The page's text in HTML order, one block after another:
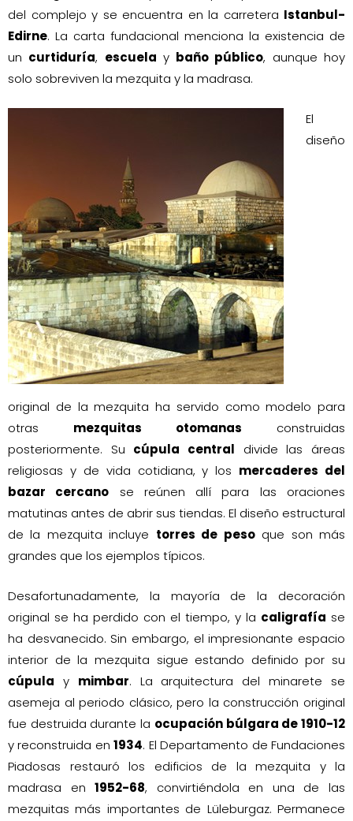
del complejo y se encuentra en la carretera Istanbul-
Edirne. La carta fundacional menciona la existencia de
un curtiduría, escuela y baño público, aunque hoy
solo sobreviven la mezquita y la madrasa.
El
diseño
original de la mezquita ha servido como modelo para
otras mezquitas otomanas construidas
posteriormente. Su cúpula central divide las áreas
religiosas y de vida cotidiana, y los mercaderes del
bazar cercano se reúnen allí para las oraciones
matutinas antes de abrir sus tiendas. El diseño estructural
de la mezquita incluye torres de pesoque son más
grandes que los ejemplos típicos.
Desafortunadamente, la mayoría de la decoración
original se ha perdido con el tiempo, y la caligrafía se
ha desvanecido. Sin embargo, el impresionante espacio
interior de la mezquita sigue estando definido por su
cúpula y mimbar. La arquitectura del minarete se
asemeja al periodo clásico, pero la construcción original
fue destruida durante la ocupación búlgara de 1910-12
y reconstruida en1934. El Departamento de Fundaciones
Piadosas restauró los edificios de la mezquita y la
madrasa en1952-68, convirtiéndola en una de las
mezquitas más importantes de Lüleburgaz. Permanece